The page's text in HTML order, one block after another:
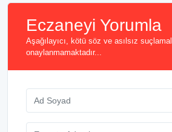
Eczaneyi Yorumla
Aşağılayıcı, kötü söz ve asılsız
onaylanmamaktadır...